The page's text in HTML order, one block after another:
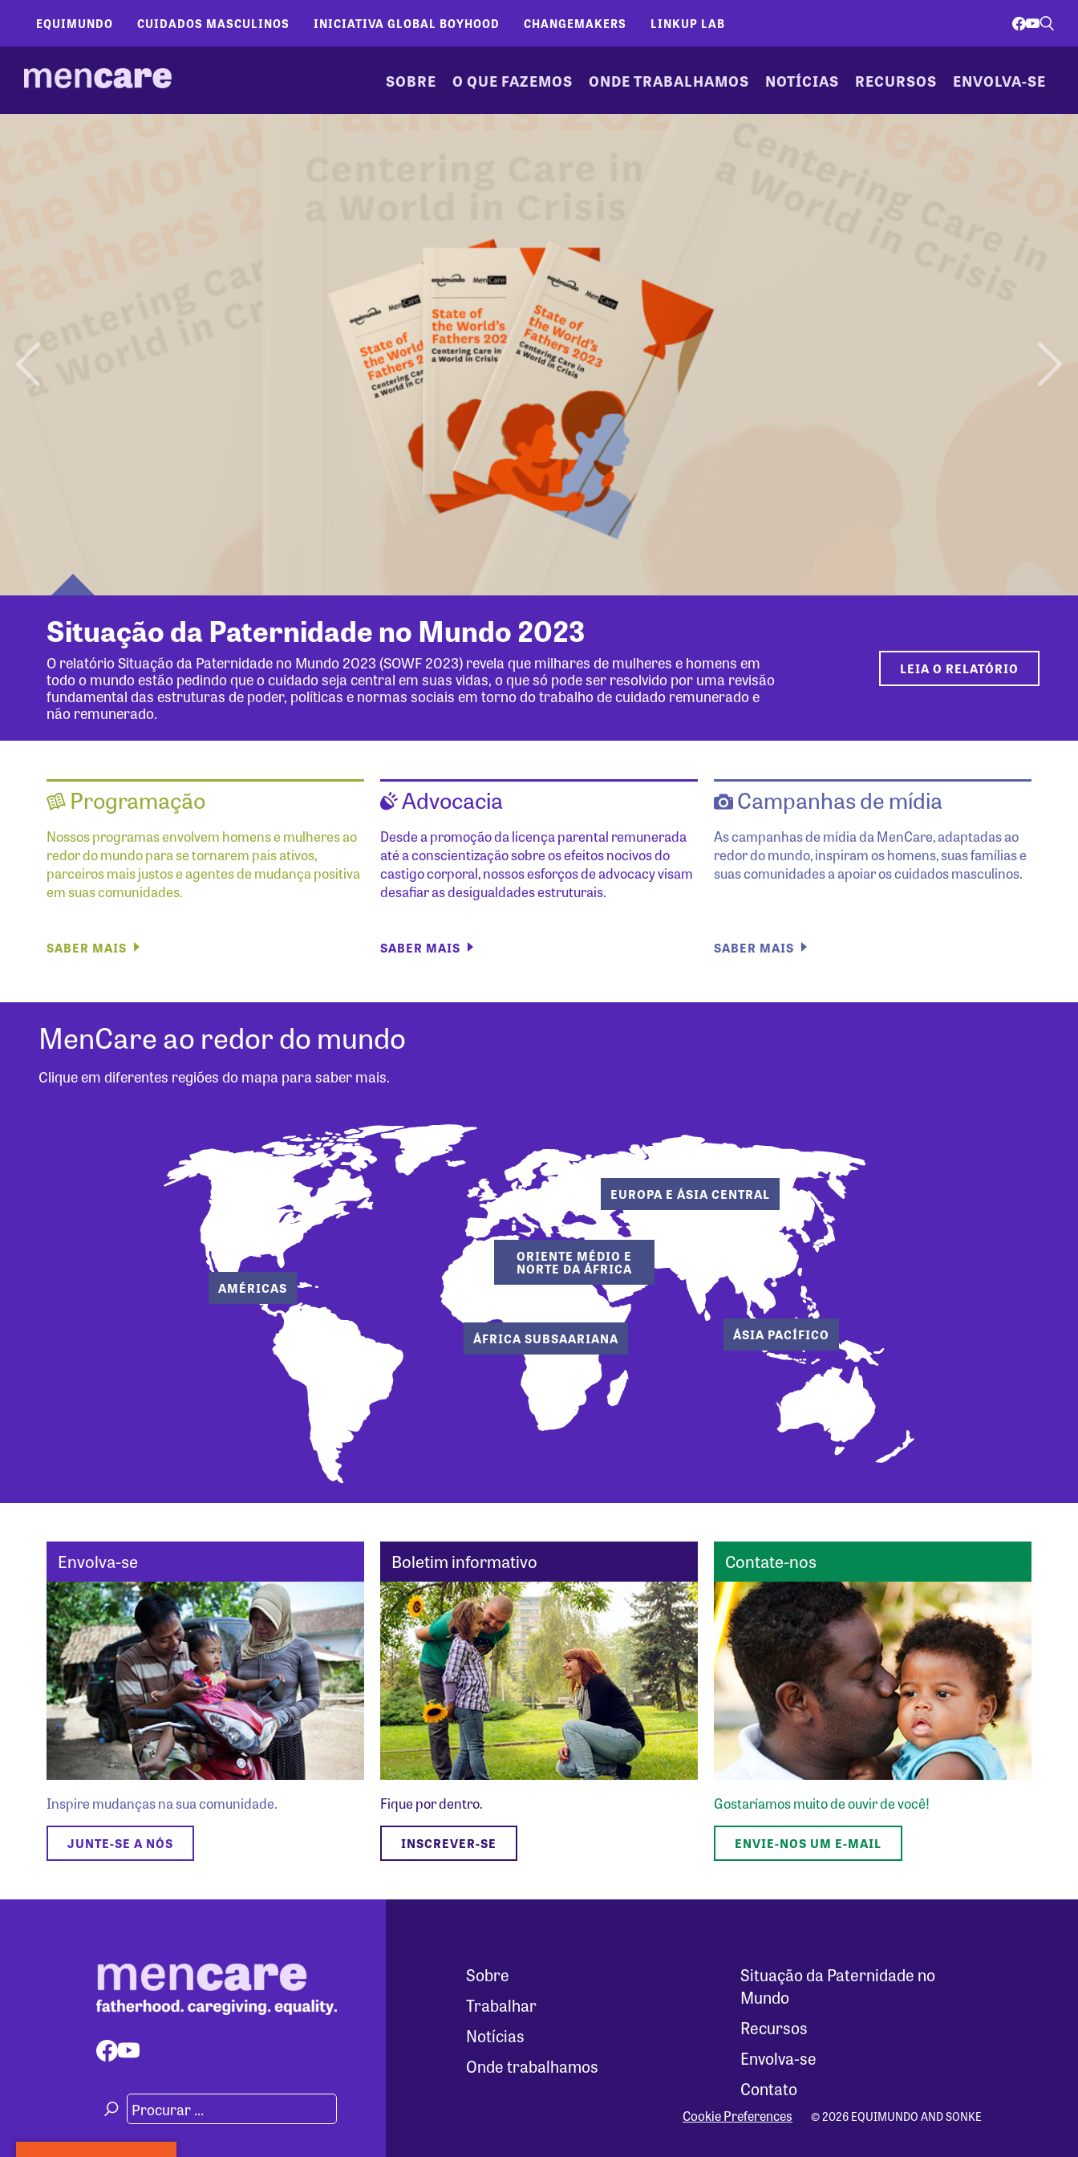
EQUIMUNDO CUIDADOS MASCULINOS INICIATIVA GLOBAL BOYHOOD CHANGEMAKERS LINKUP LAB
SOBRE O QUE FAZEMOS ONDE TRABALHAMOS NOTÍCIAS RECURSOS ENVOLVA-SE
Situação da Paternidade no Mundo 2023
O relatório Situação da Paternidade no Mundo 2023 (SOWF 2023) revela que milhares de mulheres e homens em
todo o mundo estão pedindo que o cuidado seja central em suas vidas, o que só pode ser resolvido por uma revisão
fundamental das estruturas de poder, políticas e normas sociais em torno do trabalho de cuidado remunerado e
não remunerado.
LEIA O RELATÓRIO
Programação
Nossos programas envolvem homens e mulheres ao
redor do mundo para se tornarem pais ativos,
parceiros mais justos e agentes de mudança positiva
em suas comunidades.
SABER MAIS
Advocacia
Desde a promoção da licença parental remunerada
até a conscientização sobre os efeitos nocivos do
castigo corporal, nossos esforços de advocacy visam
desafiar as desigualdades estruturais.
SABER MAIS
Campanhas de mídia
As campanhas de mídia da MenCare, adaptadas ao
redor do mundo, inspiram os homens, suas famílias e
suas comunidades a apoiar os cuidados masculinos.
SABER MAIS
MenCare ao redor do mundo
Clique em diferentes regiões do mapa para saber mais.
ORIENTE MÉDIO E
NORTE DA ÁFRICA
ÁFRICA SUBSAARIANA
EUROPA E ÁSIA CENTRAL
ÁSIA PACÍFICO
AMÉRICAS
Envolva-se
Inspire mudanças na sua comunidade.
JUNTE-SE A NÓS
Boletim informativo
Fique por dentro.
INSCREVER-SE
Contate-nos
Gostaríamos muito de ouvir de você!
ENVIE-NOS UM E-MAIL
Sobre
Trabalhar
Notícias
Onde trabalhamos
Situação da Paternidade no
Mundo
Recursos
Envolva-se
Contato
Cookie Preferences © 2026 EQUIMUNDO AND SONKE